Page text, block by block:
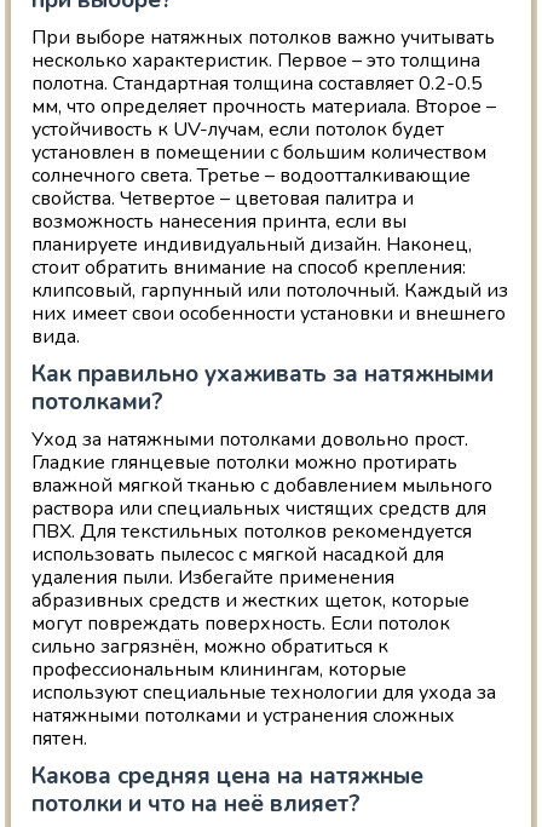
При выборе натяжных потолков важно учитывать
несколько характеристик. Первое – это толщина
полотна. Стандартная толщина составляет 0.2-0.5
мм, что определяет прочность материала. Второе –
устойчивость к UV-лучам, если потолок будет
установлен в помещении с большим количеством
солнечного света. Третье – водоотталкивающие
свойства. Четвертое – цветовая палитра и
возможность нанесения принта, если вы
планируете индивидуальный дизайн. Наконец,
стоит обратить внимание на способ крепления:
клипсовый, гарпунный или потолочный. Каждый из
них имеет свои особенности установки и внешнего
вида.
Как правильно ухаживать за натяжными
потолками?
Уход за натяжными потолками довольно прост.
Гладкие глянцевые потолки можно протирать
влажной мягкой тканью с добавлением мыльного
раствора или специальных чистящих средств для
ПВХ. Для текстильных потолков рекомендуется
использовать пылесос с мягкой насадкой для
удаления пыли. Избегайте применения
абразивных средств и жестких щеток, которые
могут повреждать поверхность. Если потолок
сильно загрязнён, можно обратиться к
профессиональным клинингам, которые
используют специальные технологии для ухода за
натяжными потолками и устранения сложных
пятен.
Какова средняя цена на натяжные
потолки и что на неё влияет?